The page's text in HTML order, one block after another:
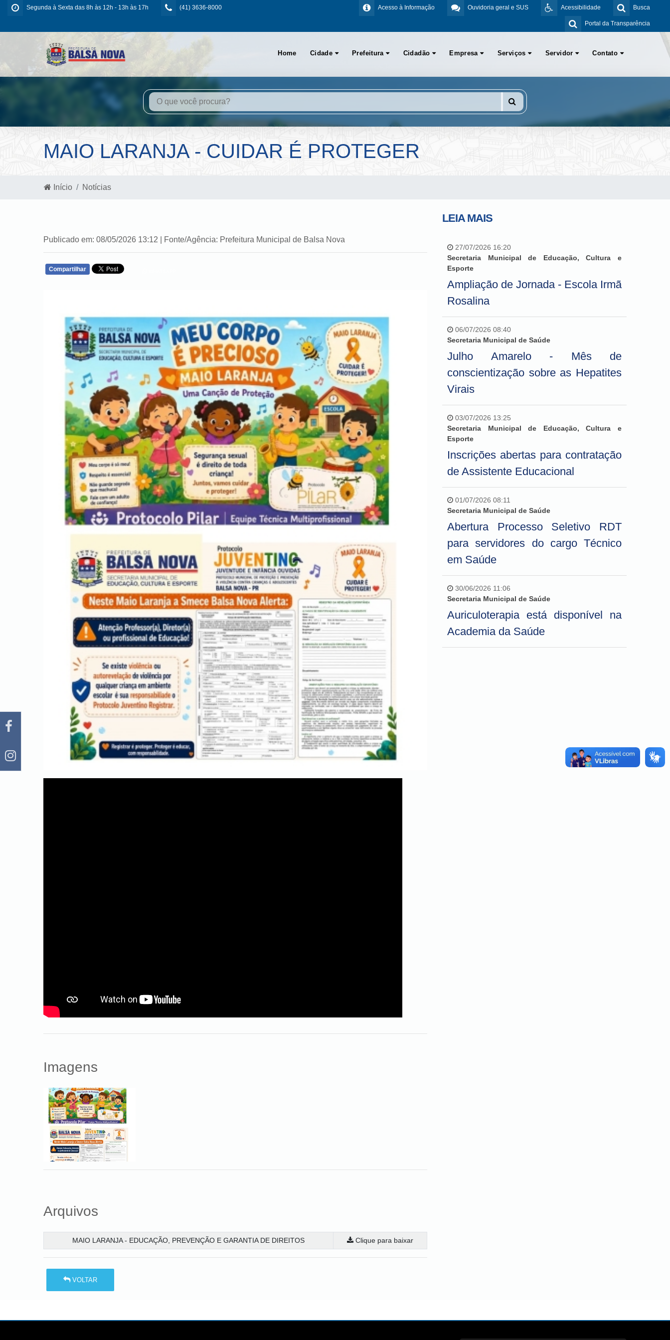
Segunda à Sexta das 8h às 12h - 13h às 17h (41) 3636-8000 Busca
Acessibilidade
Ouvidoria geral e SUS
Acesso à Informação
Portal da Transparência
Home Cidade Prefeitura Cidadão Empresa Serviços Servidor Contato
MAIO LARANJA - CUIDAR É PROTEGER
Início Notícias
Publicado em: 08/05/2026 13:12 | Fonte/Agência: Prefeitura Municipal de Balsa Nova
Compartilhar
Imagens
Arquivos
MAIO LARANJA - EDUCAÇÃO, PREVENÇÃO E GARANTIA DE DIREITOS Clique para baixar
VOLTAR
LEIA MAIS
27/07/2026 16:20
Secretaria Municipal de Educação, Cultura e
Esporte
Ampliação de Jornada - Escola Irmã
Rosalina
06/07/2026 08:40
Secretaria Municipal de Saúde
Julho Amarelo - Mês de
conscientização sobre as Hepatites
Virais
03/07/2026 13:25
Secretaria Municipal de Educação, Cultura e
Esporte
Inscrições abertas para contratação
de Assistente Educacional
01/07/2026 08:11
Secretaria Municipal de Saúde
Abertura Processo Seletivo RDT
para servidores do cargo Técnico
em Saúde
30/06/2026 11:06
Secretaria Municipal de Saúde
Auriculoterapia está disponível na
Academia da Saúde